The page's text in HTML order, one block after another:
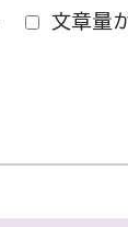
文章量